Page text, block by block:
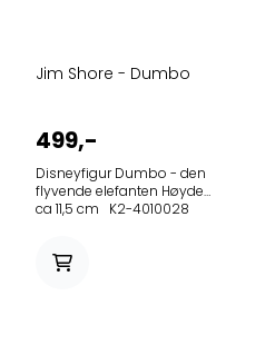
Jim Shore - Dumbo
499,-
Disneyfigur Dumbo - den
flyvende elefanten Høyde
ca 11,5 cm K2-4010028